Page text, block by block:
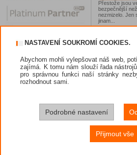
Přestože jsou
bezpečnější
nezmizelo. Jen
jinam...
Standard?
magazínem IT
26.6.2026
ESET: S
zaplavují
Chase Home
Race
útočníků bylo v
Polsko,
Slovenskem...
24.6.2026
NASTAVENÍ SOUKROMÍ COOKIES.
Abychom mohli vylepšovat náš web,
zajímá. K tomu nám slouží řada
pro správnou funkci naší stránky
rozhodnout sami.
Podrobné nastavení
Přijmout vše